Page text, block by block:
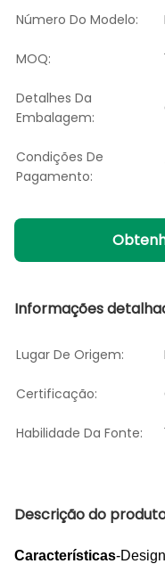
Número Do Modelo:
MOQ:
Detalhes Da
Embalagem:
Condições De
Pagamento:
Informações
Lugar De Origem:
Certificação:
Habilidade Da Fonte:
Descrição do
Características-